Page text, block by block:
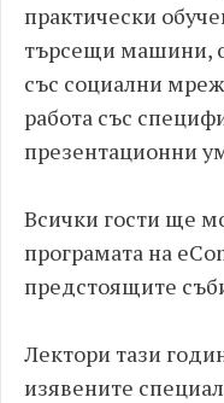
практически
търсещи машини,
със социални
работа със
презентационни
Всички гости ще
програмата на
предстоящите
Лектори тази
изявените